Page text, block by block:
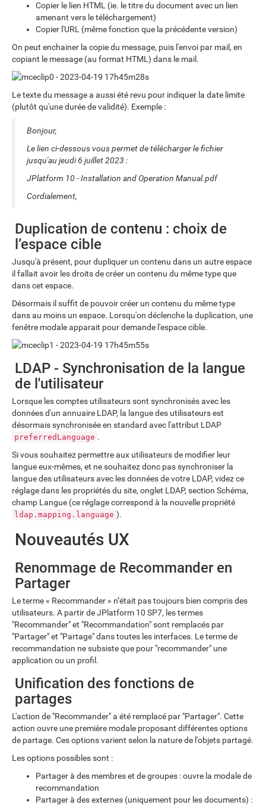
Copier le lien HTML (ie. le titre du document avec un lien
amenant vers le téléchargement)
Copier l'URL (même fonction que la précédente version)
On peut enchainer la copie du message, puis l'envoi par mail, en
copiant le message (au format HTML) dans le mail.
Le texte du message a aussi été revu pour indiquer la date limite
(plutôt qu'une durée de validité). Exemple :
Bonjour,
Le lien ci-dessous vous permet de télécharger le fichier
jusqu'au jeudi 6 juillet 2023 :
JPlatform 10 - Installation and Operation Manual.pdf
Cordialement,
Duplication de contenu : choix de
l’espace cible
Jusqu'à présent, pour dupliquer un contenu dans un autre espace
il fallait avoir les droits de créer un contenu du même type que
dans cet espace.
Désormais il suffit de pouvoir créer un contenu du même type
dans au moins un espace. Lorsqu'on déclenche la duplication, une
fenêtre modale apparait pour demande l'espace cible.
LDAP - Synchronisation de la langue
de l'utilisateur
Lorsque les comptes utilisateurs sont synchronisés avec les
données d'un annuaire LDAP, la langue des utilisateurs est
désormais synchronisée en standard avec l'attribut LDAP
preferredLanguage .
Si vous souhaitez permettre aux utilisateurs de modifier leur
langue eux-mêmes, et ne souhaitez donc pas synchroniser la
langue des utilisateurs avec les données de votre LDAP, videz ce
réglage dans les propriétés du site, onglet LDAP, section Schéma,
champ Langue (ce réglage correspond à la nouvelle propriété
ldap.mapping.language ).
Nouveautés UX
Renommage de Recommander en
Partager
Le terme « Recommander » n’était pas toujours bien compris des
utilisateurs. A partir de JPlatform 10 SP7, les termes
"Recommander" et "Recommandation" sont remplacés par
"Partager" et "Partage" dans toutes les interfaces. Le terme de
recommandation ne subsiste que pour "recommander" une
application ou un profil.
Unification des fonctions de
partages
L'action de "Recommander" a été remplacé par "Partager". Cette
action ouvre une première modale proposant différentes options
de partage. Ces options varient selon la nature de l'objets partagé.
Les options possibles sont :
Partager à des membres et de groupes : ouvre la modale de
recommandation
Partager à des externes (uniquement pour les documents) :